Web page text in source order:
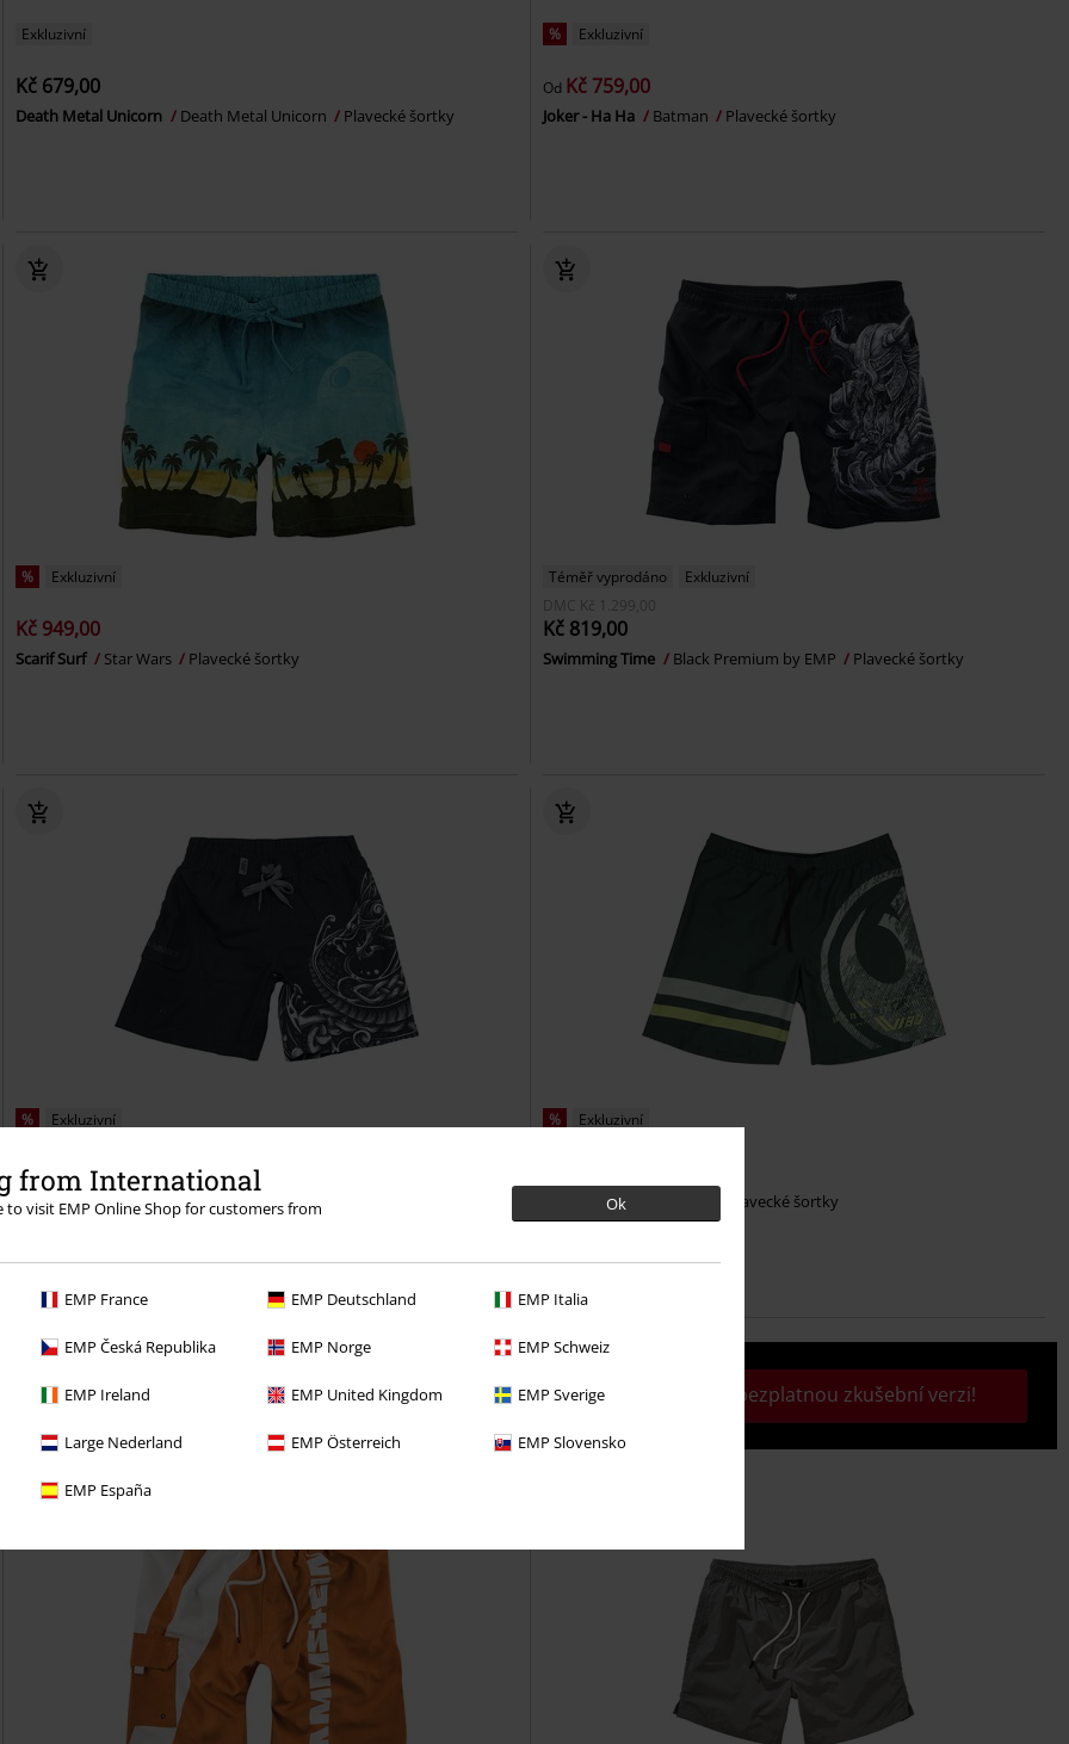
from International
to visit EMP Online Shop for customers from
Ok
EMP France EMP Deutschland EMP Italia
EMP Česká Republika EMP Norge EMP Schweiz
EMP Ireland EMP United Kingdom EMP Sverige
Large Nederland EMP Österreich EMP Slovensko
EMP España
Exkluzivní
Kč 679,00
Death Metal Unicorn Death Metal Unicorn Plavecké šortky
% Exkluzivní
Od Kč 759,00
Joker - Ha Ha Batman Plavecké šortky
% Exkluzivní
Kč 949,00
Scarif Surf Star Wars Plavecké šortky
Téměř vyprodáno
Exkluzivní
DMC
Kč 1.299,00
Kč 819,00
Swimming Time Black Premium by EMP Plavecké šortky
% Exkluzivní
Kč 819,00
EMP Signature Collection Amon Amarth
% Exkluzivní
Big Infantry Plavecké šortky
zkušební verzi našeho BACKSTAGE CLUB Aktivujte si svou bezplatnou zkušební verzi!